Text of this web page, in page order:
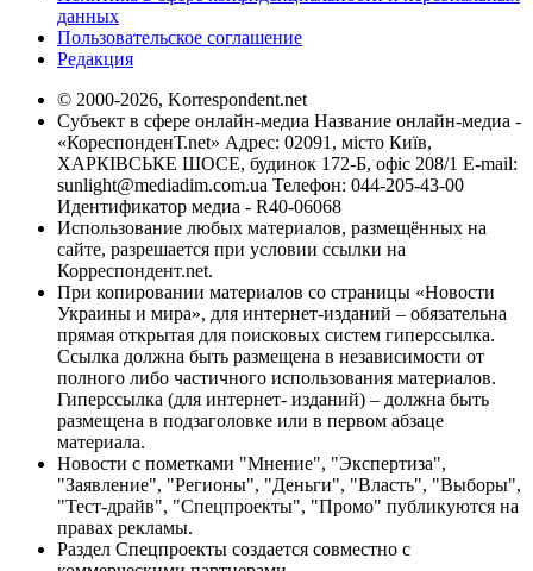
данных
Пользовательское соглашение
Редакция
© 2000-2026, Korrespondent.net
Субъект в сфере онлайн-медиа Название онлайн-медиа -
«КореспонденТ.net» Адрес: 02091, місто Київ,
ХАРКІВСЬКЕ ШОСЕ, будинок 172-Б, офіс 208/1 E-mail:
sunlight@mediadim.com.ua Телефон: 044-205-43-00
Идентификатор медиа - R40-06068
Использование любых материалов, размещённых на
сайте, разрешается при условии ссылки на
Корреспондент.net.
При копировании материалов со страницы «Новости
Украины и мира», для интернет-изданий – обязательна
прямая открытая для поисковых систем гиперссылка.
Ссылка должна быть размещена в независимости от
полного либо частичного использования материалов.
Гиперссылка (для интернет- изданий) – должна быть
размещена в подзаголовке или в первом абзаце
материала.
Новости с пометками "Мнение", "Экспертиза",
"Заявление", "Регионы", "Деньги", "Власть", "Выборы",
"Тест-драйв", "Спецпроекты", "Промо" публикуются на
правах рекламы.
Раздел Спецпроекты создается совместно с